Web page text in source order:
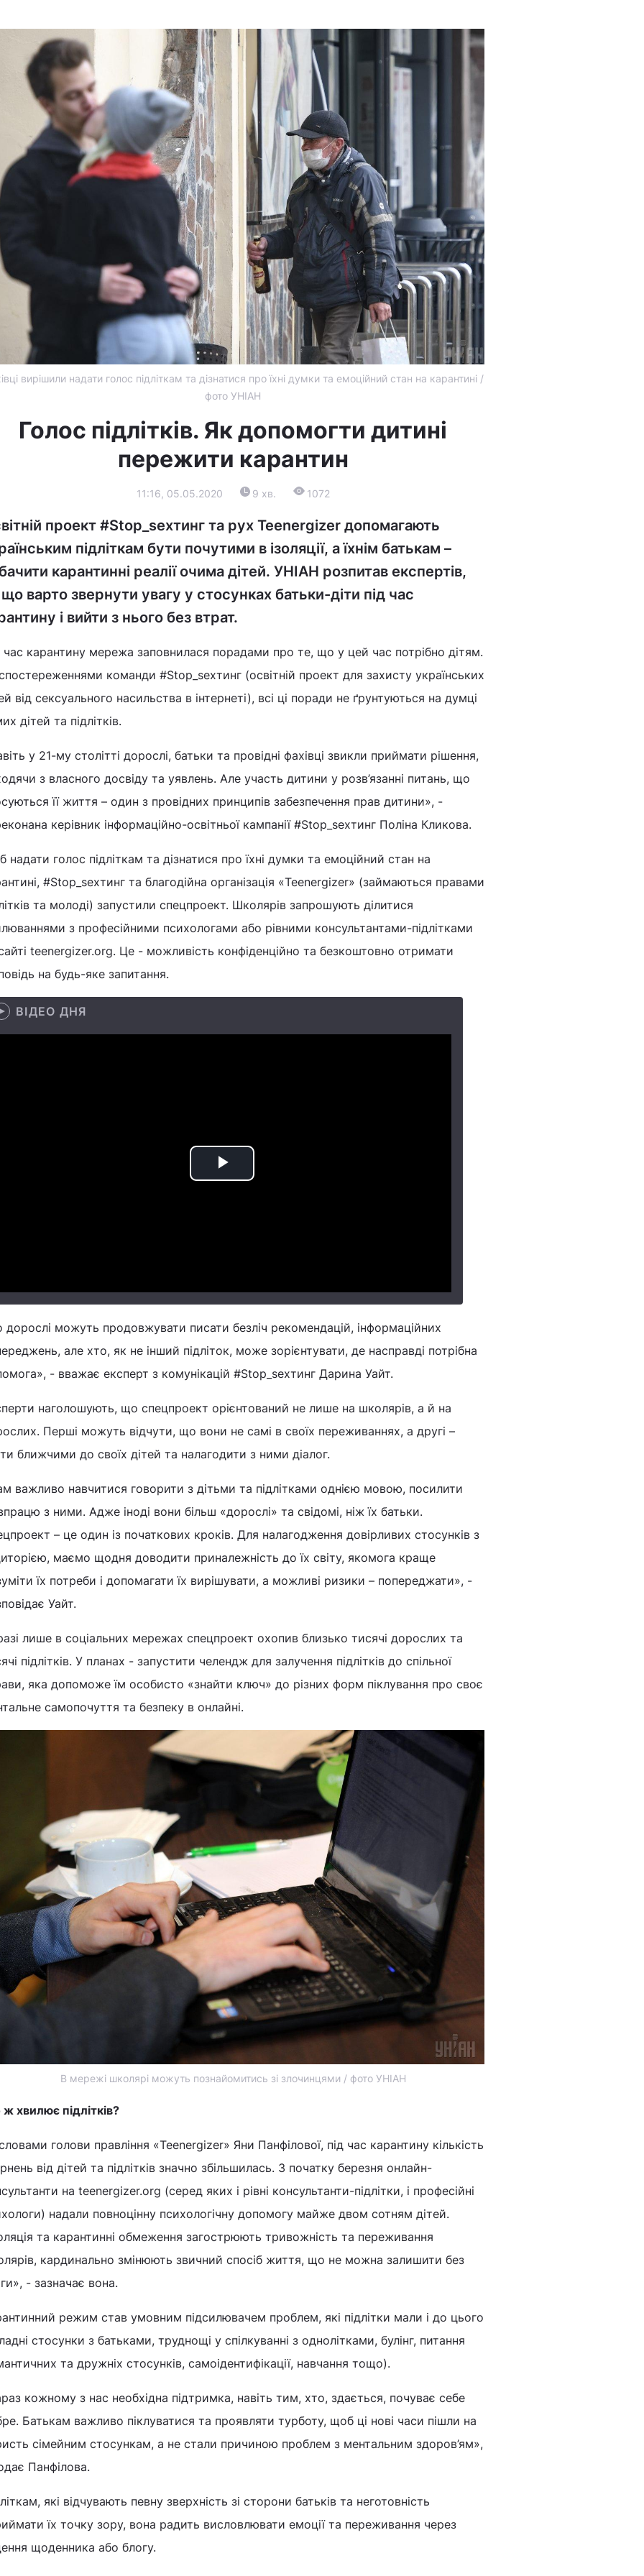
вирішили надати голос підліткам та дізнатися про їхні думки та емоційний стан на карантині /
фото УНІАН
Голос підлітків. Як допомогти дитині
пережити карантин
11:16, 05.05.2020 9 хв. 1072
проект #Stop_sexтинг та рух Teenergizer допомагають
підліткам бути почутими в ізоляції, а їхнім батькам –
карантинні реалії очима дітей. УНІАН розпитав експертів,
варто звернути увагу у стосунках батьки-діти під час
і вийти з нього без втрат.
час карантину мережа заповнилася порадами про те, що у цей час потрібно дітям.
команди #Stop_sexтинг (освітній проект для захисту українських
від сексуального насильства в інтернеті), всі ці поради не ґрунтуються на думці
дітей та підлітків.
у 21-му столітті дорослі, батьки та провідні фахівці звикли приймати рішення,
з власного досвіду та уявлень. Але участь дитини у розв’язанні питань, що
її життя – один з провідних принципів забезпечення прав дитини», -
керівник інформаційно-освітньої кампанії #Stop_sexтинг Поліна Кликова.
надати голос підліткам та дізнатися про їхні думки та емоційний стан на
#Stop_sexтинг та благодійна організація «Teenergizer» (займаються правами
та молоді) запустили спецпроект. Школярів запрошують ділитися
з професійними психологами або рівними консультантами-підлітками
teenergizer.org. Це - можливість конфіденційно та безкоштовно отримати
на будь-яке запитання.
ВІДЕО ДНЯ
Play
дорослі можуть продовжувати писати безліч рекомендацій, інформаційних
але хто, як не інший підліток, може зорієнтувати, де насправді потрібна
- вважає експерт з комунікацій #Stop_sexтинг Дарина Уайт.
наголошують, що спецпроект орієнтований не лише на школярів, а й на
Перші можуть відчути, що вони не самі в своїх переживаннях, а другі –
ближчими до своїх дітей та налагодити з ними діалог.
важливо навчитися говорити з дітьми та підлітками однією мовою, посилити
з ними. Адже іноді вони більш «дорослі» та свідомі, ніж їх батьки.
– це один із початкових кроків. Для налагодження довірливих стосунків з
маємо щодня доводити приналежність до їх світу, якомога краще
їх потреби і допомагати їх вирішувати, а можливі ризики – попереджати», -
Уайт.
лише в соціальних мережах спецпроект охопив близько тисячі дорослих та
підлітків. У планах - запустити челендж для залучення підлітків до спільної
яка допоможе їм особисто «знайти ключ» до різних форм піклування про своє
самопочуття та безпеку в онлайні.
В мережі школярі можуть познайомитись зі злочинцями / фото УНІАН
хвилює підлітків?
голови правління «Teenergizer» Яни Панфілової, під час карантину кількість
від дітей та підлітків значно збільшилась. З початку березня онлайн-
на teenergizer.org (серед яких і рівні консультанти-підлітки, і професійні
надали повноцінну психологічну допомогу майже двом сотням дітей.
та карантинні обмеження загострюють тривожність та переживання
кардинально змінюють звичний спосіб життя, що не можна залишити без
- зазначає вона.
режим став умовним підсилювачем проблем, які підлітки мали і до цього
стосунки з батьками, труднощі у спілкуванні з однолітками, булінг, питання
та дружніх стосунків, самоідентифікації, навчання тощо).
кожному з нас необхідна підтримка, навіть тим, хто, здається, почуває себе
Батькам важливо піклуватися та проявляти турботу, щоб ці нові часи пішли на
сімейним стосункам, а не стали причиною проблем з ментальним здоров’ям»,
Панфілова.
які відчувають певну зверхність зі сторони батьків та неготовність
їх точку зору, вона радить висловлювати емоції та переживання через
щоденника або блогу.